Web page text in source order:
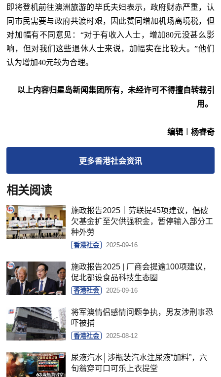
即将登机前往澳洲旅游的毕氏夫妇表示，政府财赤严重，认
同市民需要与政府共渡时艰，因此赞同增加机场离境税，但
对加幅有不同意见： “对于有收入人士，增加80元没甚么影
响，但对我们这些退休人士来说，加幅实在比较大。”他们
认为增加40元较为合理。
以上内容归星岛新闻集团所有，未经许可不得擅自转载引
用。
编辑︱杨睿奇
更多香港社会资讯
相关阅读
施政报告2025｜劳联提45项建议，倡破
欠基金扩至欠供强积金，暂停输入部分工
种外劳
香港社会 2025-09-16
施政报告2025 | 厂商会提逾100项建议，
促北都设食品科技生态圈
香港社会 2025-09-16
将军澳情侣感情问题争执，男友涉刑事恐
吓被捕
香港社会 2025-08-12
尿液汽水│涉瓶装汽水注尿液“加料”，六
旬翁穿可口可乐上衣提堂